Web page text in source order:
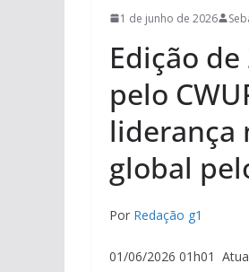
1 de junho de 2026
Edição
pelo
liderança
global
Por Redação g1
01/06/2026 01h01